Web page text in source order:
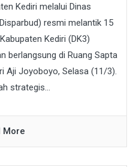
Kediri melalui Dinas
resmi melantik 15
Kediri (DK3)
berlangsung di Ruang Sapta
Aji Joyoboyo, Selasa (11/3).
strategis...
More